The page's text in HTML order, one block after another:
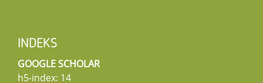
INDEKS
GOOGLE SCHOLAR
h5-index: 14